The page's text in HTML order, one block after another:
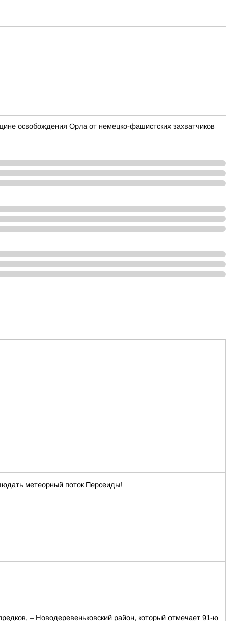
освобождения Орла от немецко-фашистских захватчиков
метеорный поток Персеиды!
– Новодеревеньковский район, который отмечает 91-ю